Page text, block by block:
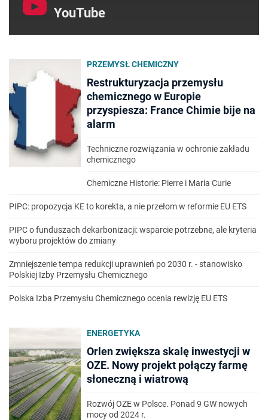
YouTube
PRZEMYSŁ CHEMICZNY
Restrukturyzacja przemysłu
chemicznego w Europie
przyspiesza: France Chimie bije na
alarm
Techniczne rozwiązania w ochronie zakładu
chemicznego
Chemiczne Historie: Pierre i Maria Curie
PIPC: propozycja KE to korekta, a nie przełom w reformie EU ETS
PIPC o funduszach dekarbonizacji: wsparcie potrzebne, ale kryteria
wyboru projektów do zmiany
Zmniejszenie tempa redukcji uprawnień po 2030 r. - stanowisko
Polskiej Izby Przemysłu Chemicznego
Polska Izba Przemysłu Chemicznego ocenia rewizję EU ETS
ENERGETYKA
Orlen zwiększa skalę inwestycji w
OZE. Nowy projekt połączy farmę
słoneczną i wiatrową
Rozwój OZE w Polsce. Ponad 9 GW nowych
mocy od 2024 r.